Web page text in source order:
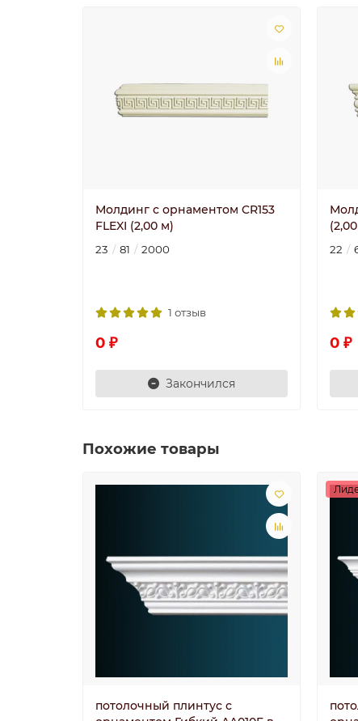
Молдинг с орнаментом CR153
FLEXI (2,00 м)
23 81 2000
1 отзыв
0 ₽
Закончился
22
0 ₽
Похожие товары
потолочный плинтус с